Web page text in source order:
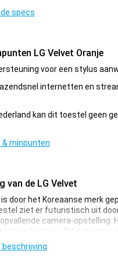
specs
LG Velvet Oranje
voor een stylus
internetten en
kan dit toestel geen
& minpunten
van de LG Velvet
is door het Koreaanse merk
ziet er futuristisch uit
camera-opstelling.
scherm bestaat. Dit scherm is
voor extra functies.
beschrijving